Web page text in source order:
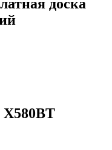
доска
здесь
X580BT